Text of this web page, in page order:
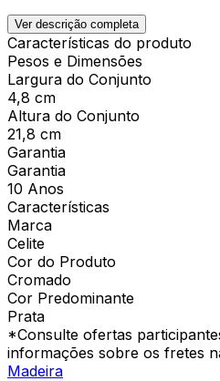
Ver descrição completa
Características do produto
Pesos e Dimensões
Largura do Conjunto
4,8 cm
Altura do Conjunto
21,8 cm
Garantia
Garantia
10 Anos
Características
Marca
Celite
Cor do Produto
Cromado
Cor Predominante
Prata
*Consulte ofertas
informações sobre os fretes
Madeira